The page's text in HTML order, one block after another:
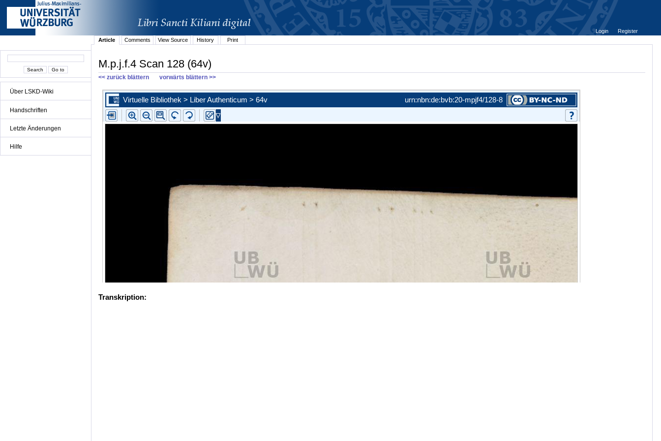
Über LSKD-Wiki
Handschriften
Letzte Änderungen
Hilfe
Login
Register
Article
Comments View Source History Print
M.p.j.f.4 Scan 128 (64v)
<< zurück blättern vorwärts blättern >>
Transkription: